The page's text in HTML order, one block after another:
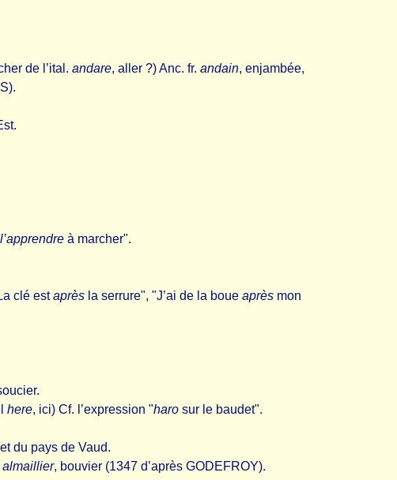
de l’ital. andare, aller ?) Anc. fr. andain, enjambée,
l’apprendre à marcher".
clé estaprès la serrure", "J’ai de la boue après mon
here, ici) Cf. l’expression "haro sur le baudet".
du pays de Vaud.
almaillier, bouvier (1347 d’après GODEFROY).